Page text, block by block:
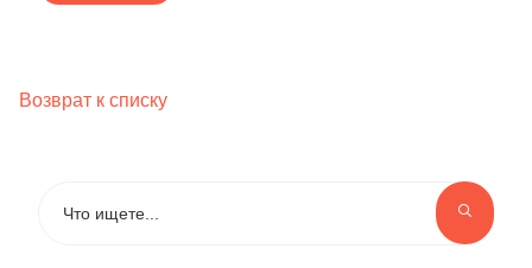
Возврат к списку